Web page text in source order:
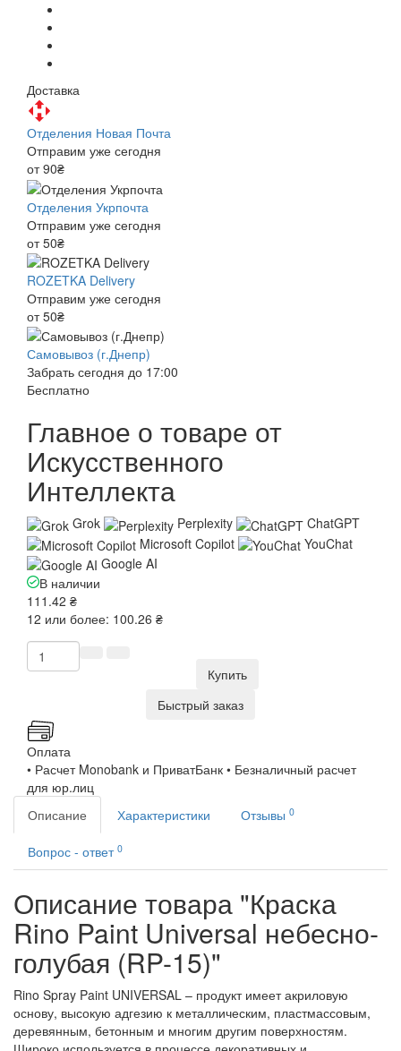
Доставка
Отделения Новая Почта
Отправим уже сегодня
от 90₴
Отделения Укрпочта
Отправим уже сегодня
от 50₴
ROZETKA Delivery
Отправим уже сегодня
от 50₴
Самовывоз (г.Днепр)
Забрать сегодня до 17:00
Бесплатно
Главное о товаре от
Искусственного
Интеллекта
Grok Perplexity
ChatGPT
Microsoft Copilot
YouChat
Google AI
В наличии
111.42 ₴
12 или более: 100.26 ₴
Купить
Быстрый заказ
Оплата
• Расчет Monobank и ПриватБанк • Безналичный расчет
для юр.лиц
Описание
Характеристики Отзывы 0
Вопрос - ответ 0
Описание товара "Краска
Rino Paint Universal небесно-
голубая (RP-15)"
Rino Spray Paint UNIVERSAL – продукт имеет акриловую
основу, высокую адгезию к металлическим, пластмассовым,
деревянным, бетонным и многим другим поверхностям.